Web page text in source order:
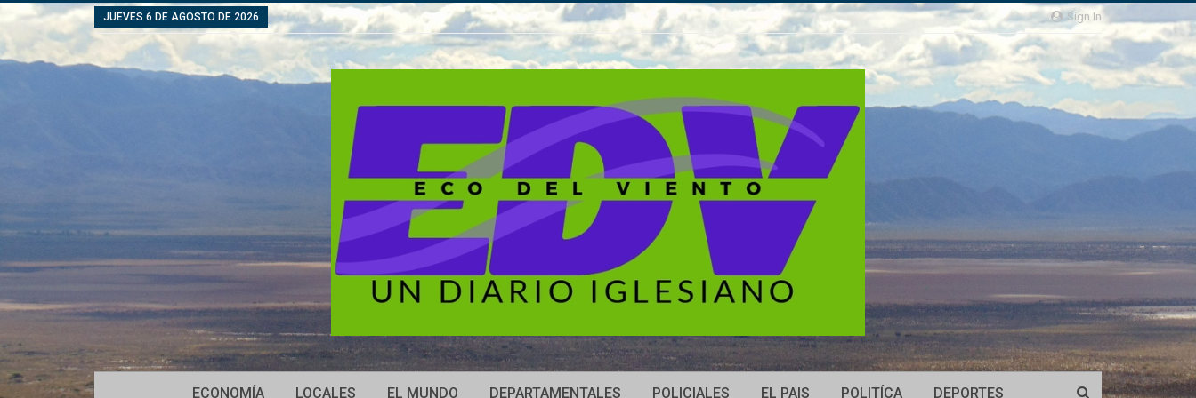
Sign In
JUEVES 6 DE AGOSTO DE 2026
ECONOMÍA LOCALES EL MUNDO DEPARTAMENTALES POLICIALES EL PAIS POLITÍCA DEPORTES